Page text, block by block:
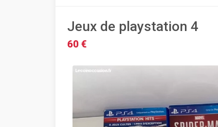
Jeux de playstation 4
60 €